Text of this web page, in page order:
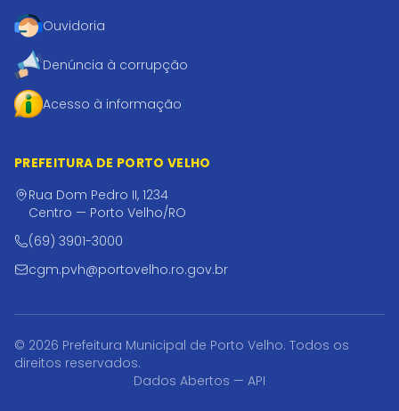
Ouvidoria
Denúncia à corrupção
Acesso à informação
PREFEITURA DE PORTO VELHO
Rua Dom Pedro II, 1234
Centro — Porto Velho/RO
(69) 3901-3000
cgm.pvh@portovelho.ro.gov.br
© 2026 Prefeitura Municipal de Porto Velho. Todos os
direitos reservados.
Dados Abertos — API